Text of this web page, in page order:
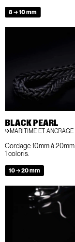
8 → 10 mm
BLACK PEARL
MARITIME ET ANCRAGE
Cordage 10mm à 20mm.
1 coloris.
10 → 20 mm